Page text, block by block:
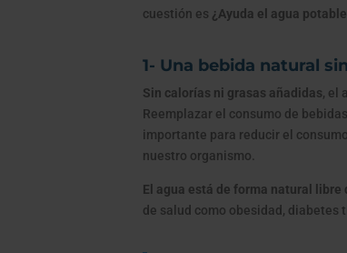
cuestión es ¿Ayuda el agua
1- Una bebida natural
Sin calorías ni grasas añadidas, el
Reemplazar el consumo de
importante para reducir el
nuestro organismo.
El agua está de forma natural libre
de salud como obesidad, diabetes